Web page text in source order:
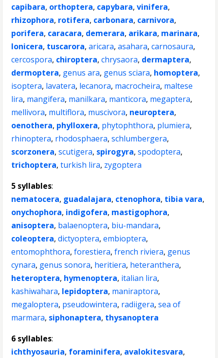
capibara, orthoptera, capybara,vinifera,
rhizophora, rotifera, carbonara, carnivora,
porifera, caracara, demerara, arikara, marinara,
lonicera, tuscarora,aricara,asahara,carnosaura,
cercospora, chiroptera,chrysaora, dermaptera,
dermoptera, genus ara, genus sciara, homoptera,
isoptera, lavatera, lecanora, macrocheira, maltese
lira, mangifera, manilkara, manticora, megaptera,
mellivora, multiflora, muscivora, neuroptera,
oenothera, phylloxera, phytophthora, plumiera,
rhinoptera, rhodosphaera,schlumbergera,
scorzonera,scutigera, spirogyra,spodoptera,
trichoptera,turkish lira, zygoptera
5 syllables:
nematocera, guadalajara, ctenophora, tibia vara,
onychophora, indigofera, mastigophora,
anisoptera, balaenoptera, biu-mandara,
coleoptera,dictyoptera,embioptera,
entomophthora,forestiera,french riviera, genus
cynara, genus sonora, heritiera, heteranthera,
heteroptera, hymenoptera, italian lira,
kashiwahara, lepidoptera, maniraptora,
megaloptera, pseudowintera, radiigera,sea of
marmara, siphonaptera, thysanoptera
6 syllables:
ichthyosauria, foraminifera, avalokitesvara,